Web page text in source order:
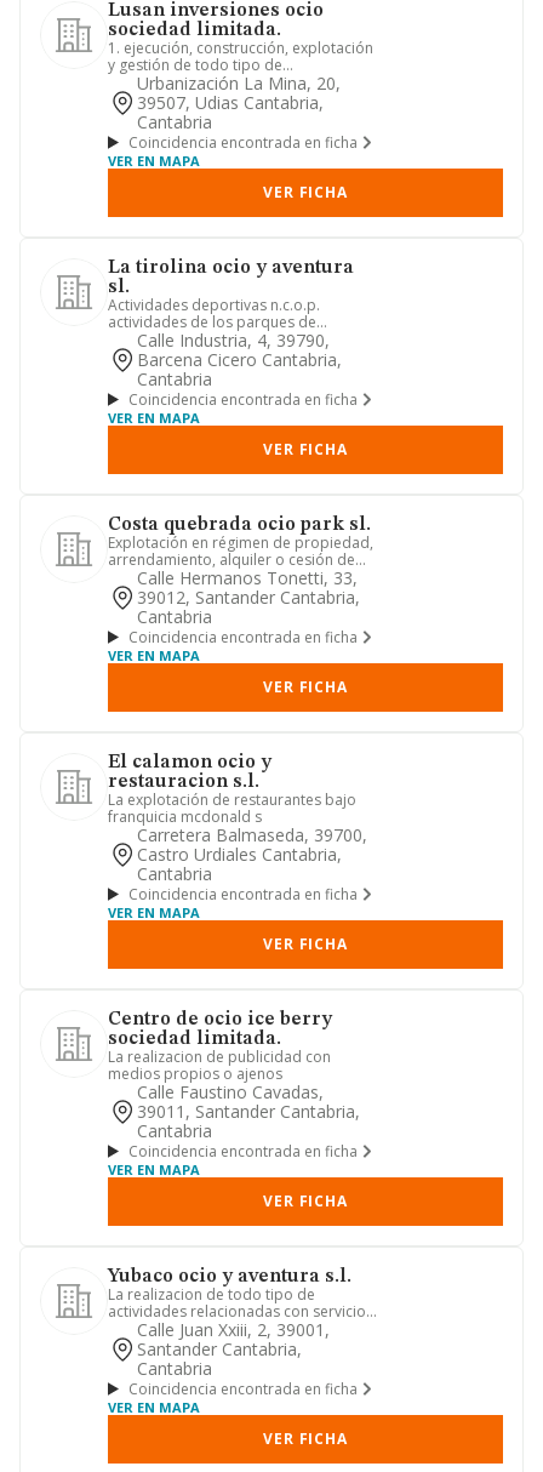
Lusan inversiones ocio
sociedad limitada.
1. ejecución, construcción, explotación
y gestión de todo tipo de
establecimientos dedicados a la h...
Urbanización La Mina, 20,
39507, Udias Cantabria,
Cantabria
Coincidencia encontrada en ficha
VER EN MAPA
VER FICHA
La tirolina ocio y aventura
sl.
Actividades deportivas n.c.o.p.
actividades de los parques de
atracciones y los parques temáticos. ...
Calle Industria, 4, 39790,
Barcena Cicero Cantabria,
Cantabria
Coincidencia encontrada en ficha
VER EN MAPA
VER FICHA
Costa quebrada ocio park sl.
Explotación en régimen de propiedad,
arrendamiento, alquiler o cesión de
todo tipo de establecimien...
Calle Hermanos Tonetti, 33,
39012, Santander Cantabria,
Cantabria
Coincidencia encontrada en ficha
VER EN MAPA
VER FICHA
El calamon ocio y
restauracion s.l.
La explotación de restaurantes bajo
franquicia mcdonald s
Carretera Balmaseda, 39700,
Castro Urdiales Cantabria,
Cantabria
Coincidencia encontrada en ficha
VER EN MAPA
VER FICHA
Centro de ocio ice berry
sociedad limitada.
La realizacion de publicidad con
medios propios o ajenos
Calle Faustino Cavadas,
39011, Santander Cantabria,
Cantabria
Coincidencia encontrada en ficha
VER EN MAPA
VER FICHA
Yubaco ocio y aventura s.l.
La realizacion de todo tipo de
actividades relacionadas con servicios
educativos, actividades extra...
Calle Juan Xxiii, 2, 39001,
Santander Cantabria,
Cantabria
Coincidencia encontrada en ficha
VER EN MAPA
VER FICHA